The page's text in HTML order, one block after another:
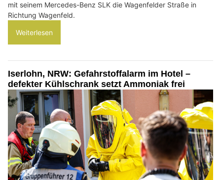
mit seinem Mercedes-Benz SLK die Wagenfelder Straße in
Richtung Wagenfeld.
Weiterlesen
Iserlohn, NRW: Gefahrstoffalarm im Hotel –
defekter Kühlschrank setzt Ammoniak frei